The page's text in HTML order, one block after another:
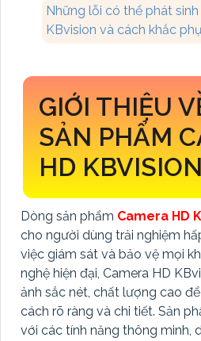
Những lỗi có thể phát
KBvision và cách khắc
GIỚI THIỆU
SẢN PHẨM
HD KBVISION
Dòng sản phẩm Camera HD
cho người dùng trải nghiệm
việc giám sát và bảo vệ mọi
nghệ hiện đại, Camera HD
ảnh sắc nét, chất lượng cao
cách rõ ràng và chi tiết. Sản
với các tính năng thông minh,